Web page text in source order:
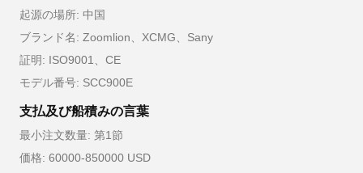
起源の場所: 中国
ブランド名: Zoomlion、XCMG、Sany
証明: ISO9001、CE
モデル番号: SCC900E
支払及び船積みの言葉
最小注文数量: 第1節
価格: 60000-850000 USD